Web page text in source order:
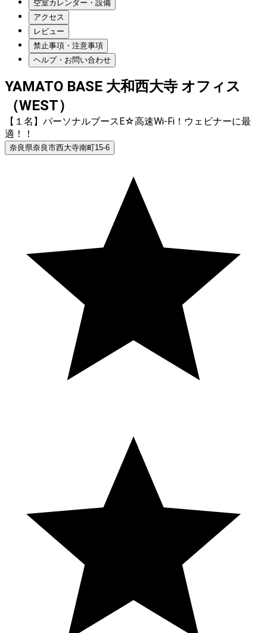
空室カレンダー・設備
アクセス
レビュー
禁止事項・注意事項
ヘルプ・お問い合わせ
YAMATO BASE 大和西大寺 オフィス
（WEST）
【１名】パーソナルブースE☆高速Wi-Fi！ウェビナーに最
適！！
奈良県奈良市西大寺南町15-6